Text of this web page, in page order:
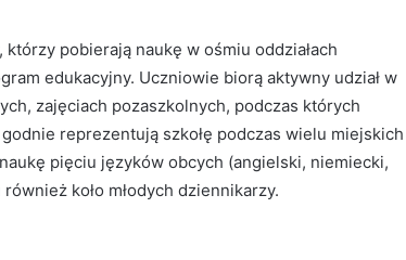
pobierają naukę w ośmiu oddziałach
edukacyjny. Uczniowie biorą aktywny udział w
zajęciach pozaszkolnych, podczas których
reprezentują szkołę podczas wielu miejskich
pięciu języków obcych (angielski, niemiecki,
koło młodych dziennikarzy.